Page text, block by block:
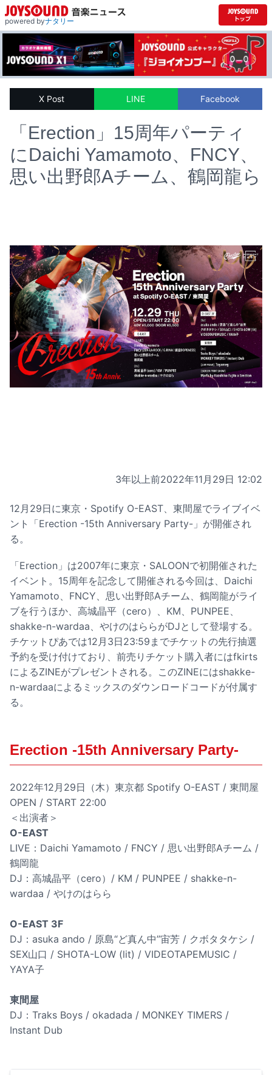
powered byナタリー
X Post LINE Facebook
「Erection」15周年パーティ
にDaichi Yamamoto、FNCY、
思い出野郎Aチーム、鶴岡龍ら
3年以上前2022年11月29日 12:02
12月29日に東京・Spotify O-EAST、東間屋でライブイベ
ント「Erection -15th Anniversary Party-」が開催され
る。
「Erection」は2007年に東京・SALOONで初開催された
イベント。15周年を記念して開催される今回は、Daichi
Yamamoto、FNCY、思い出野郎Aチーム、鶴岡龍がライ
ブを行うほか、高城晶平（cero）、KM、PUNPEE、
shakke-n-wardaa、やけのはららがDJとして登場する。
チケットぴあでは12月3日23:59までチケットの先行抽選
予約を受け付けており、前売りチケット購入者にはfkirts
によるZINEがプレゼントされる。このZINEにはshakke-
n-wardaaによるミックスのダウンロードコードが付属す
る。
Erection -15th Anniversary Party-
2022年12月29日（木）東京都 Spotify O-EAST / 東間屋
OPEN / START 22:00
＜出演者＞
O-EAST
LIVE：Daichi Yamamoto / FNCY / 思い出野郎Aチーム /
鶴岡龍
DJ：高城晶平（cero）/ KM / PUNPEE / shakke-n-
wardaa / やけのはらら
O-EAST 3F
DJ：asuka ando / 原島“ど真ん中”宙芳 / クボタタケシ /
SEX山口 / SHOTA-LOW (lit) / VIDEOTAPEMUSIC /
YAYA子
東間屋
DJ：Traks Boys / okadada / MONKEY TIMERS /
Instant Dub